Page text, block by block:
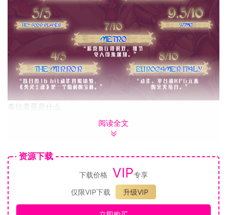
泰拉盖亚是什么
《英灵士魂Souldiers》游戏中，在亡灵与生灵之间的广袤幻想
清爽的魂系战斗为特色的复古史诗中，磨砺你作为、或的技
能。
游戏难度曲线和相关问题正在调整处理中，后续会以Patch形式
更新。
阅读全文
资源下载
下载价格 VIP专享
仅限VIP下载
升级VIP